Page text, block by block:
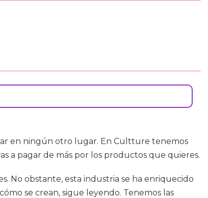
en ningún otro lugar. En Cultture tenemos
a pagar de más por los productos que quieres.
No obstante, esta industria se ha enriquecido
se crean, sigue leyendo. Tenemos las